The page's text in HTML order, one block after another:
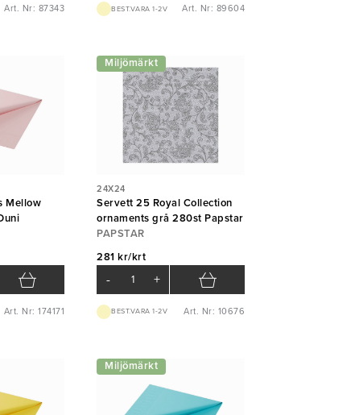
Art. Nr: 87343 BEST.VARA 1-2V Art. Nr: 89604
Mellow
Art. Nr: 174171
Miljömärkt
24X24
Servett 25 Royal Collection
ornaments grå 280st Papstar
PAPSTAR
281 kr/krt
- +
BEST.VARA 1-2V Art. Nr: 10676
Miljömärkt